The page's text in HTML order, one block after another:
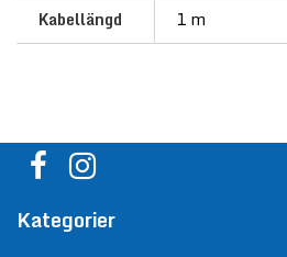
Kabellängd
1 m
Kategorier